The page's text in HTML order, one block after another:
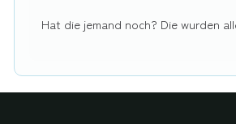
Hat die jemand noch? Die wurden